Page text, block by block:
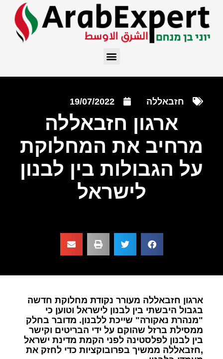
חזבאללה 19/07/2022
ארגון חזבאללה
מרחיב את המחלוקת
על הגבולות בין לבנון
לישראל
ארגון חזבאללה מעורר נקודת מחלוקת חדשה
בגבול היבשתי בין לבנון לישראל וטוען כי
"מנהרת נאקורה" שייכת ללבנון. מדובר בחלק
ממסילת ברזל שהוקם על ידי הבריטים וקישר
בין לבנון לפלסטינה לפני הקמת מדינת ישראל
,חזבאללה ממשיך בפרובוקציות כדי לחזק את